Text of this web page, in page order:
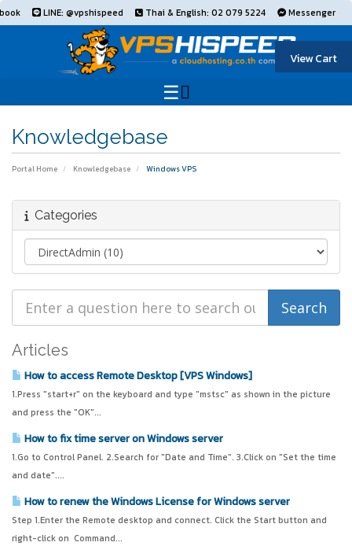
LINE: @vpshispeed Thai & English: 02 079 5224 Messenger
View Cart
Knowledgebase
Portal Home Knowledgebase Windows VPS
Categories
Articles
How to access Remote Desktop [VPS Windows]
1.Press "start+r" on the keyboard and type "mstsc" as shown in the picture
and press the "OK"...
How to fix time server on Windows server
1.Go to Control Panel. 2.Search for "Date and Time". 3.Click on "Set the time
and date"....
How to renew the Windows License for Windows server
Step 1.Enter the Remote desktop and connect. Click the Start button and
right-click on Command...